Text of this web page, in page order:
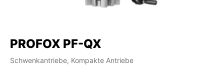
PROFOX PF-QX
Schwenkantriebe, Kompakte Antriebe